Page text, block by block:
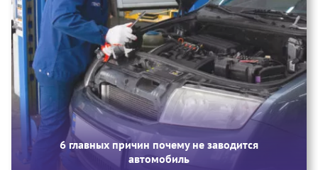
6 главных причин почему не заводится
автомобиль